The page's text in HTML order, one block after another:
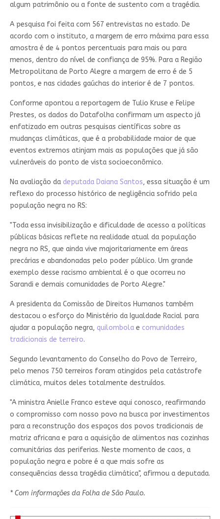
algum patrimônio ou a fonte de sustento com a tragédia.
A pesquisa foi feita com 567 entrevistas no estado. De
acordo com o instituto, a margem de erro máxima para essa
amostra é de 4 pontos percentuais para mais ou para
menos, dentro do nível de confiança de 95%. Para a Região
Metropolitana de Porto Alegre a margem de erro é de 5
pontos, e nas cidades gaúchas do interior é de 7 pontos.
Conforme apontou a reportagem de Tulio Kruse e Felipe
Prestes, os dados do Datafolha confirmam um aspecto já
enfatizado em outras pesquisas científicas sobre as
mudanças climáticas, que é a probabilidade maior de que
eventos extremos atinjam mais as populações que já são
vulneráveis do ponto de vista socioeconômico.
Na avaliação da deputada Daiana Santos, essa situação é um
reflexo do processo histórico de negligência sofrido pela
população negra no RS:
"Toda essa invisibilização e dificuldade de acesso a políticas
públicas básicas reflete na realidade atual da população
negra no RS, que ainda vive majoritariamente em áreas
precárias e abandonadas pelo poder público. Um grande
exemplo desse racismo ambiental é o que ocorreu no
Sarandi e demais comunidades de Porto Alegre."
A presidenta da Comissão de Direitos Humanos também
destacou o esforço do Ministério da Igualdade Racial para
ajudar a população negra, quilombolae comunidades
tradicionais de terreiro.
Segundo levantamento do Conselho do Povo de Terreiro,
pelo menos 750 terreiros foram atingidos pela catástrofe
climática, muitos deles totalmente destruídos.
"A ministra Anielle Franco esteve aqui conosco, reafirmando
o compromisso com nosso povo na busca por investimentos
para a reconstrução dos espaços dos povos tradicionais de
matriz africana e para a aquisição de alimentos nas cozinhas
comunitárias das periferias. Neste momento de caos, a
população negra e pobre é a que mais sofre as
consequências dessa tragédia climática", afirmou a deputada.
* Com informações da Folha de São Paulo.